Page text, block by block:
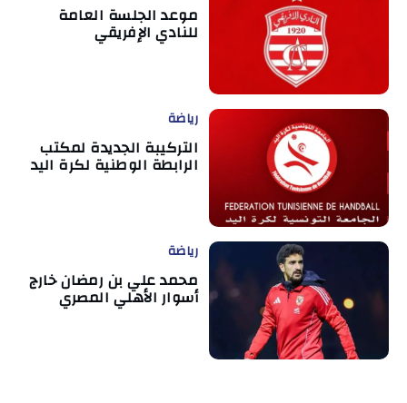
موعد الجلسة العامة
للنادي الإفريقي
رياضة
التركيبة الجديدة لمكتب
الرابطة الوطنية لكرة اليد
رياضة
محمد علي بن رمضان خارج
أسوار الأهلي المصري